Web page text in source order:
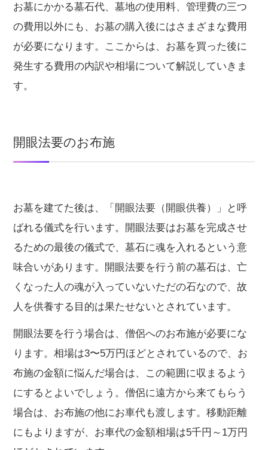
お墓にかかる墓石代、墓地の使用料、管理費の三つ
の費用以外にも、お墓の購入後にはさまざまな費用
が必要になります。ここからは、お墓を買った後に
発生する費用の内訳や相場について解説していきま
す。
開眼法要のお布施
お墓を建てた後は、「開眼法要（開眼供養）」と呼
ばれる儀式を行います。開眼法要はお墓を完成させ
るための最後の儀式で、墓石に魂を入れるという意
味合いがあります。開眼法要を行う前の墓石は、亡
くなった人の魂が入っていないただの石なので、故
人を供養する目的は果たせないとされています。
開眼法要を行う場合は、僧侶へのお布施が必要にな
ります。相場は3〜5万円ほどとされているので、お
布施の金額に悩んだ場合は、この範囲に収まるよう
にするとよいでしょう。僧侶に遠方から来てもらう
場合は、お布施の他にお車代も渡します。移動距離
にもよりますが、お車代の金額相場は5千円～1万円